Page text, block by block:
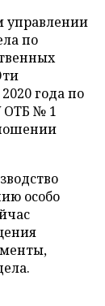
управлении
по
года по
ОТБ № 1
особо